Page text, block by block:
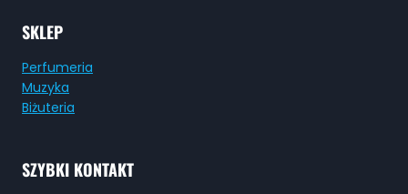
SKLEP
Perfumeria
Muzyka
Biżuteria
SZYBKI KONTAKT